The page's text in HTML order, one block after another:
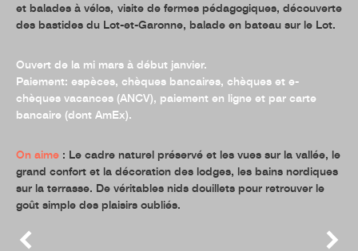
et balades à vélos, visite de fermes pédagogiques, découverte
des bastides du Lot-et-Garonne, balade en bateau sur le Lot.
Ouvert de la mi mars à début janvier.
Paiement: espèces, chèques bancaires, chèques et e-
chèques vacances (ANCV), paiement en ligne et par carte
bancaire (dont AmEx).
On aime : Le cadre naturel préservé et les vues sur la vallée, le
grand confort et la décoration des lodges, les bains nordiques
sur la terrasse. De véritables nids douillets pour retrouver le
goût simple des plaisirs oubliés.